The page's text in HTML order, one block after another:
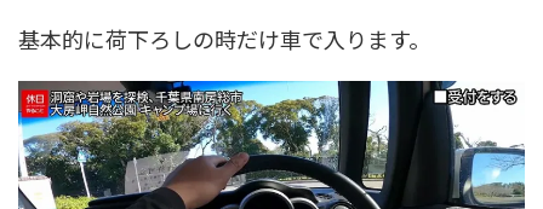
基本的に荷下ろしの時だけ車で入ります。